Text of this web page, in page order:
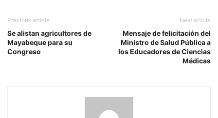
Previous article
Se alistan agricultores de
Mayabeque para su
Congreso
Next article
Mensaje de felicitación del
Ministro de Salud Pública a
los Educadores de Ciencias
Médicas